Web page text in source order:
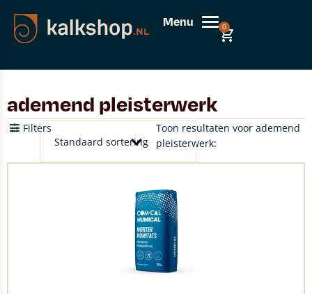
Menu 0
ademend pleisterwerk
Toon resultaten voor ademend
pleisterwerk:
Filters